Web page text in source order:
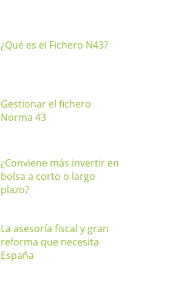
¿Qué es el Fichero N43?
Gestionar el fichero
Norma 43
¿Conviene más invertir en
bolsa a corto o largo
plazo?
La asesoría fiscal y gran
reforma que necesita
España